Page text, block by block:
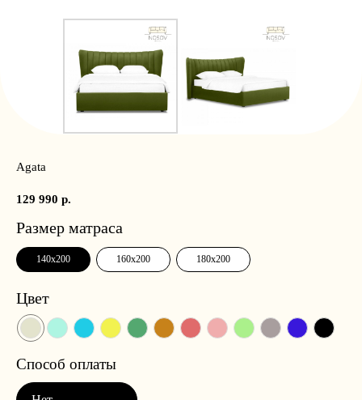
Agata
129 990 р.
Размер матраса
140x200 160x200 180x200
Цвет